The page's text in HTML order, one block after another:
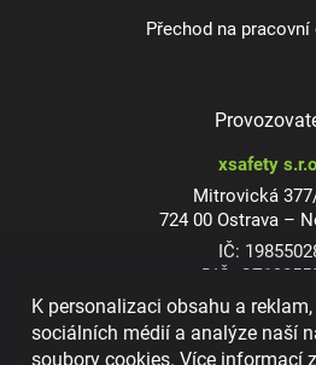
K personalizaci obsahu a
sociálních médií a analýze naší
soubory cookies. Více informací
Přechod na pracovní
xsafety
Mitrovická
724 00 Ostrava –
IČ:
DIČ: